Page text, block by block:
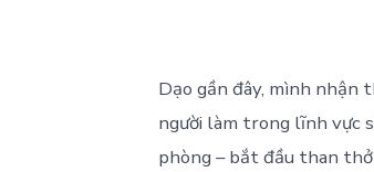
Dạo gần đây, mình nhận
người làm trong lĩnh vực
phòng – bắt đầu than